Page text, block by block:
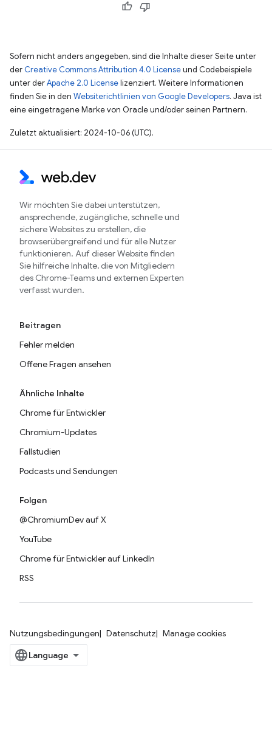
Sofern nicht anders angegeben, sind die Inhalte dieser Seite unter
der Creative Commons Attribution 4.0 Licenseund Codebeispiele
unter derApache 2.0 Licenselizenziert. Weitere Informationen
finden Sie in den Websiterichtlinien von Google Developers. Java ist
eine eingetragene Marke von Oracle und/oder seinen Partnern.
Zuletzt aktualisiert: 2024-10-06 (UTC).
Wir möchten Sie dabei unterstützen,
ansprechende, zugängliche, schnelle und
sichere Websites zu erstellen, die
browserübergreifend und für alle Nutzer
funktionieren. Auf dieser Website finden
Sie hilfreiche Inhalte, die von Mitgliedern
des Chrome-Teams und externen Experten
verfasst wurden.
Beitragen
Fehler melden
Offene Fragen ansehen
Ähnliche Inhalte
Chrome für Entwickler
Chromium-Updates
Fallstudien
Podcasts und Sendungen
Folgen
@ChromiumDev auf X
YouTube
Chrome für Entwickler auf LinkedIn
RSS
Nutzungsbedingungen Datenschutz Manage cookies